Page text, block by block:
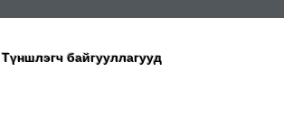
Түншлэгч байгууллагууд